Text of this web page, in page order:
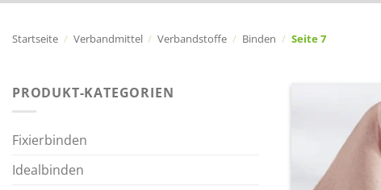
Startseite / Verbandmittel / Verbandstoffe / Binden / Seite 7
PRODUKT-KATEGORIEN
Fixierbinden
Idealbinden